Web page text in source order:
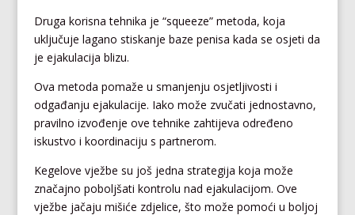
Druga korisna tehnika je “squeeze” metoda, koja
uključuje lagano stiskanje baze penisa kada se osjeti da
je ejakulacija blizu.
Ova metoda pomaže u smanjenju osjetljivosti i
odgađanju ejakulacije. Iako može zvučati jednostavno,
pravilno izvođenje ove tehnike zahtijeva određeno
iskustvo i koordinaciju s partnerom.
Kegelove vježbe su još jedna strategija koja može
značajno poboljšati kontrolu nad ejakulacijom. Ove
vježbe jačaju mišiće zdjelice, što može pomoći u boljoj